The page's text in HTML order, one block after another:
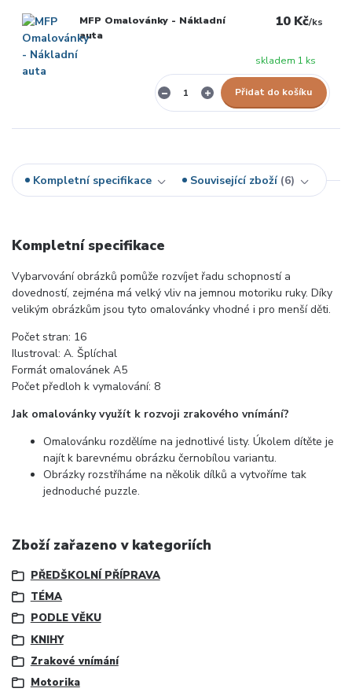
MFP Omalovánky - Nákladní
auta
10 Kč/ks
skladem 1 ks
Přidat do košíku
Kompletní specifikace Související zboží 6
Kompletní specifikace
Vybarvování obrázků pomůže rozvíjet řadu schopností a
dovedností, zejména má velký vliv na jemnou motoriku ruky. Díky
velikým obrázkům jsou tyto omalovánky vhodné i pro menší děti.
Počet stran: 16
Ilustroval: A. Šplíchal
Formát omalovánek A5
Počet předloh k vymalování: 8
Jak omalovánky využít k rozvoji zrakového vnímání?
Omalovánku rozdělíme na jednotlivé listy. Úkolem dítěte je
najít k barevnému obrázku černobílou variantu.
Obrázky rozstříháme na několik dílků a vytvoříme tak
jednoduché puzzle.
Zboží zařazeno v kategoriích
PŘEDŠKOLNÍ PŘÍPRAVA
TÉMA
PODLE VĚKU
KNIHY
Zrakové vnímání
Motorika